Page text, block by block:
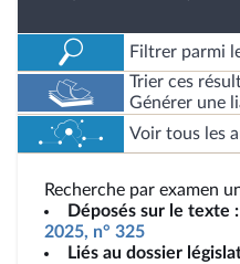
Filtrer parmi
Trier ces
Générer une
Voir tous les
Recherche par examen
Déposés sur le texte :
2025, n° 325
Liés au dossier